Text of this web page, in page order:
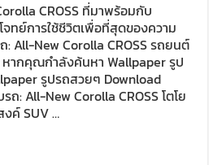
CROSS ที่มาพร้อมกับ
ทย์การใช้ชีวิตเพื่อที่สุดของความ
All-New Corolla CROSS รถยนต์
หากคุณกำลังค้นหา Wallpaper รูป
รูปรถสวยๆ Download
: All-New Corolla CROSS โตโย
งค์ SUV …